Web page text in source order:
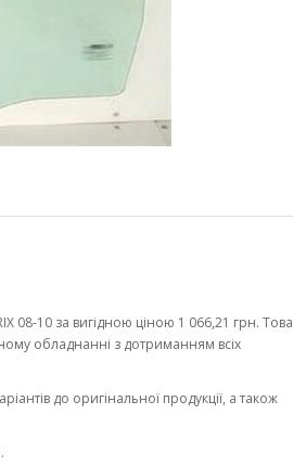
08-10 за вигідною ціною 1 066,21 грн.
обладнанні з дотриманням всіх
до оригінальної продукції, а також